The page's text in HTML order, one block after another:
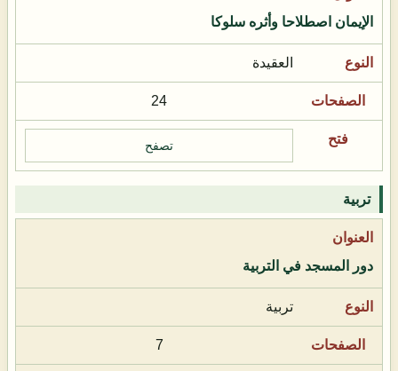
الإيمان اصطلاحا وأثره سلوكا
العقيدة
24
تصفح
تربية
دور المسجد في التربية
تربية
7